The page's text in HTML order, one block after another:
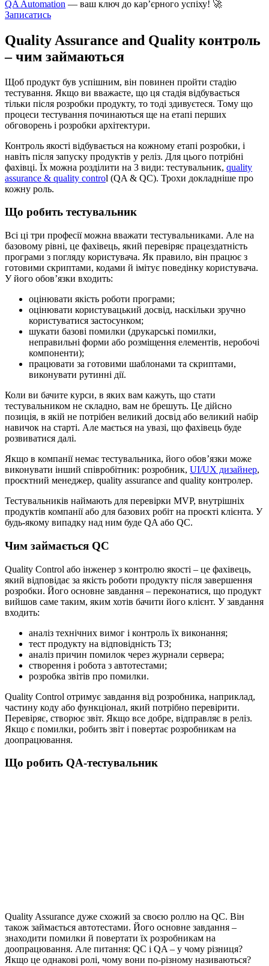
QA Automation — ваш ключ до кар’єрного успіху! 🚀
Записатись
Quality Assurance and Quality контроль
– чим займаються
Щоб продукт був успішним, він повинен пройти стадію
тестування. Якщо ви вважаєте, що ця стадія відбувається
тільки після розробки продукту, то тоді здивуєтеся. Тому що
процеси тестування починаються ще на етапі перших
обговорень і розробки архітектури.
Контроль якості відбувається на кожному етапі розробки, і
навіть після запуску продуктів у реліз. Для цього потрібні
фахівці. Їх можна розділити на 3 види: тестувальник, quality
assurance & quality control (QA & QC). Трохи докладніше про
кожну роль.
Що робить тестувальник
Всі ці три професії можна вважати тестувальниками. Але на
базовому рівні, це фахівець, який перевіряє працездатність
програми з погляду користувача. Як правило, він працює з
готовими скриптами, кодами й імітує поведінку користувача.
У його обов’язки входить:
оцінювати якість роботи програми;
оцінювати користувацький досвід, наскільки зручно
користуватися застосунком;
шукати базові помилки (друкарські помилки,
неправильні форми або розміщення елементів, неробочі
компоненти);
працювати за готовими шаблонами та скриптами,
виконувати рутинні дії.
Коли ви бачите курси, в яких вам кажуть, що стати
тестувальником не складно, вам не брешуть. Це дійсно
позиція, в якій не потрібен великий досвід або великий набір
навичок на старті. Але мається на увазі, що фахівець буде
розвиватися далі.
Якщо в компанії немає тестувальника, його обов’язки може
виконувати інший співробітник: розробник, UI/UX дизайнер,
проєктний менеджер, quality assurance and quality контролер.
Тестувальників наймають для перевірки MVP, внутрішніх
продуктів компанії або для базових робіт на проєкті клієнта. У
будь-якому випадку над ним буде QA або QC.
Чим займається QC
Quality Control або інженер з контролю якості – це фахівець,
який відповідає за якість роботи продукту після завершення
розробки. Його основне завдання – переконатися, що продукт
вийшов саме таким, яким хотів бачити його клієнт. У завдання
входить:
аналіз технічних вимог і контроль їх виконання;
тест продукту на відповідність ТЗ;
аналіз причин помилок через журнали сервера;
створення і робота з автотестами;
розробка звітів про помилки.
Quality Control отримує завдання від розробника, наприклад,
частину коду або функціонал, який потрібно перевірити.
Перевіряє, створює звіт. Якщо все добре, відправляє в реліз.
Якщо є помилки, робить звіт і повертає розробникам на
доопрацювання.
Що робить QA-тестувальник
Quality Assurance дуже схожий за своєю роллю на QC. Він
також займається автотестами. Його основне завдання –
знаходити помилки й повертати їх розробникам на
доопрацювання. Але питання: QC і QA – у чому різниця?
Якщо це однакові ролі, чому вони по-різному називаються?